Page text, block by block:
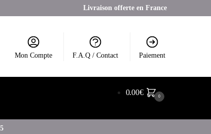
Livraison offerte en France
Mon Compte F.A.Q / Contact Paiement
0.00€ 0